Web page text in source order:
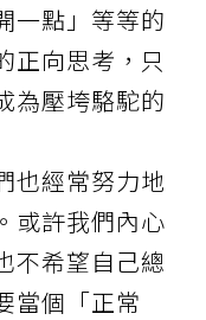
一點」等等的
正向思考，只
為壓垮駱駝的
也經常努力地
或許我們內心
不希望自己總
當個「正常